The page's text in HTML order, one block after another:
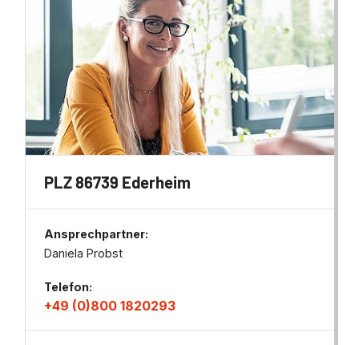
PLZ 86739 Ederheim
Ansprechpartner:
Daniela Probst
Telefon:
+49 (0)800 1820293